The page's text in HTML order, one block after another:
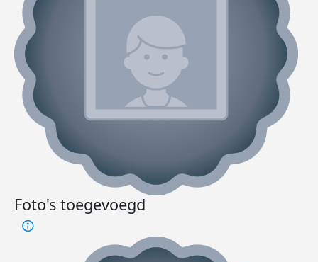
Foto's toegevoegd